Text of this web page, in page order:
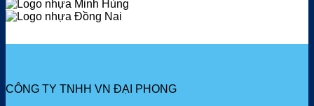
CÔNG TY TNHH VN ĐẠI PHONG